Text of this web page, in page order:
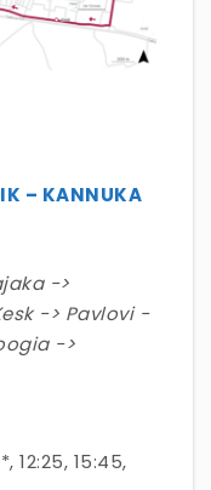
– KANNUKA
->
-> Pavlovi -
->
12:25, 15:45,